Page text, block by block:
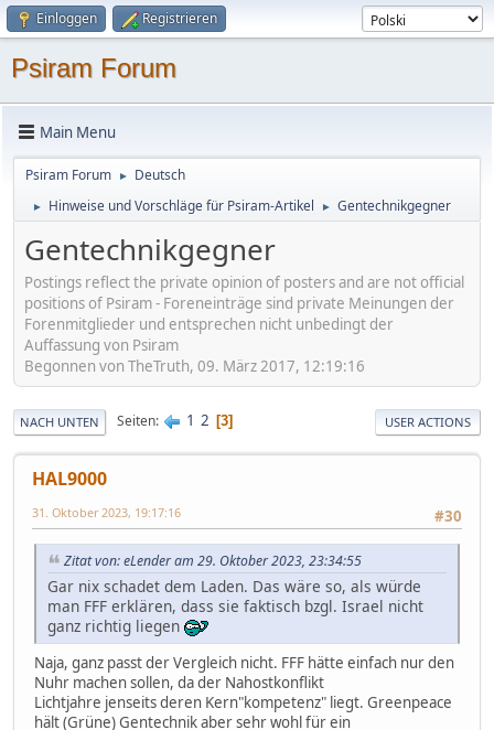
Einloggen Registrieren
Psiram Forum
Main Menu
Psiram Forum ► Deutsch
► Hinweise und Vorschläge für Psiram-Artikel ► Gentechnikgegner
Gentechnikgegner
Postings reflect the private opinion of posters and are not official
positions of Psiram - Foreneinträge sind private Meinungen der
Forenmitglieder und entsprechen nicht unbedingt der
Auffassung von Psiram
Begonnen von TheTruth, 09. März 2017, 12:19:16
NACH UNTEN Seiten 1 2 3 USER ACTIONS
HAL9000
#30
31. Oktober 2023, 19:17:16
Zitat von: eLender am 29. Oktober 2023, 23:34:55
Gar nix schadet dem Laden. Das wäre so, als würde
man FFF erklären, dass sie faktisch bzgl. Israel nicht
ganz richtig liegen
Naja, ganz passt der Vergleich nicht. FFF hätte einfach nur den
Nuhr machen sollen, da der Nahostkonflikt
Lichtjahre jenseits deren Kern"kompetenz" liegt. Greenpeace
hält (Grüne) Gentechnik aber sehr wohl für ein